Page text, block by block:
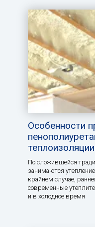
Особенности
По сложившейся
занимаются
крайнем случае,
современные
и в холодное время